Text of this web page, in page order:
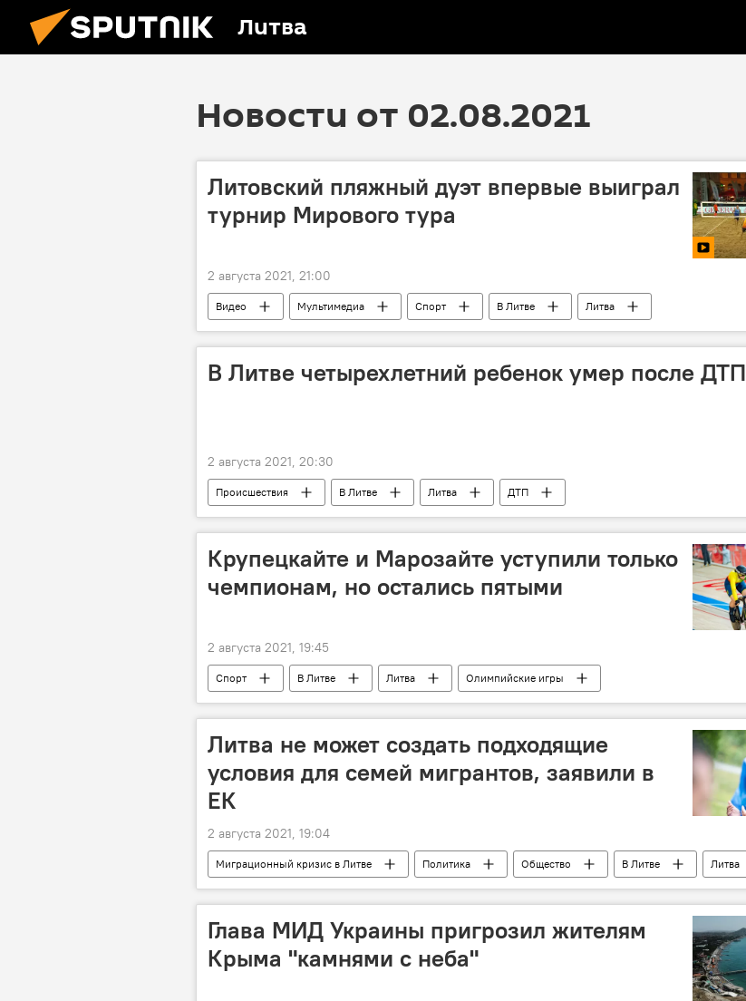
Литва
Новости от 02.08.2021
Литовский пляжный дуэт впервые выиграл
турнир Мирового тура
2 августа 2021, 21:00
Видео Мультимедиа Спорт В Литве Литва
В Литве четырехлетний ребенок умер после ДТП
2 августа 2021, 20:30
Происшествия В Литве Литва ДТП
Крупецкайте и Марозайте уступили только
чемпионам, но остались пятыми
2 августа 2021, 19:45
Спорт В Литве Литва Олимпийские игры
Литва не может создать подходящие
условия для семей мигрантов, заявили в
ЕК
2 августа 2021, 19:04
Миграционный кризис в Литве Политика Общество В Литве
Литва
мигранты
Глава МИД Украины пригрозил жителям
Крыма "камнями с неба"